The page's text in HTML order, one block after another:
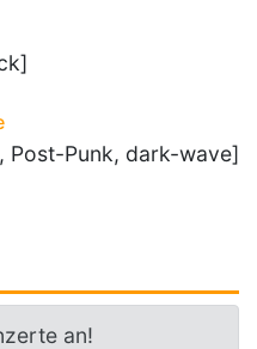
Post-Punk, dark-wave]
an!